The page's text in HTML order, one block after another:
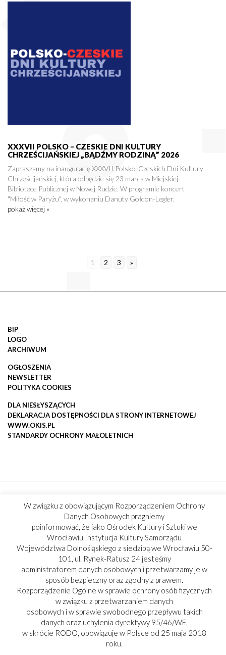
XXXVII POLSKO – CZESKIE DNI KULTURY
CHRZEŚCIJAŃSKIEJ „BĄDŹMY RODZINĄ” 2026
Zapraszamy na inaugurację XXXVII Polsko-Czeskich Dni Kultury
Chrześcijańskiej, która odbędzie się 23 marca w Miejskiej
Bibliotece Publicznej w Nowej Rudzie. W programie koncert
"Miłość w Paryżu", w wykonaniu Danuty Gołdon-Legler.
pokaż więcej »
1 2 3 »
BIP
LOGO
ARCHIWUM
OGŁOSZENIA
NEWSLETTER
POLITYKA COOKIES
DLA NIESŁYSZĄCYCH
DEKLARACJA DOSTĘPNOŚCI DLA STRONY INTERNETOWEJ
WWW.OKIS.PL
STANDARDY OCHRONY MAŁOLETNICH
W związku z obowiązującym Rozporządzeniem Ochrony
Danych Osobowych pragniemy
poinformować, że jako Ośrodek Kultury i Sztuki we
Wrocławiu Instytucja Kultury Samorządu
Województwa Dolnośląskiego z siedzibą we Wrocławiu 50-
101, ul. Rynek-Ratusz 24 jesteśmy
administratorem danych osobowych i przetwarzamy je w
sposób bezpieczny oraz zgodny z prawem.
Rozporządzenie Ogólne w sprawie ochrony osób fizycznych
w związku z przetwarzaniem danych
osobowych i w sprawie swobodnego przepływu takich
danych oraz uchylenia dyrektywy 95/46/WE,
w skrócie RODO, obowiązuje w Polsce od 25 maja 2018
roku.